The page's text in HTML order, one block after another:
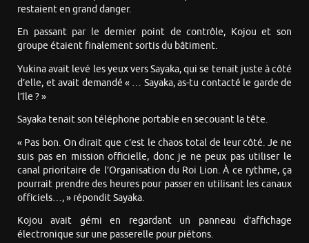
restaient en grand danger.
En passant par le dernier point de contrôle, Kojou et son
groupe étaient finalement sortis du bâtiment.
Yukina avait levé les yeux vers Sayaka, qui se tenait juste à côté
d’elle, et avait demandé « … Sayaka, as-tu contacté le garde de
l’île ? »
Sayaka tenait son téléphone portable en secouant la tête.
« Pas bon. On dirait que c’est le chaos total de leur côté. Je ne
suis pas en mission officielle, donc je ne peux pas utiliser le
canal prioritaire de l’Organisation du Roi Lion. À ce rythme, ça
pourrait prendre des heures pour passer en utilisant les canaux
officiels…, » répondit Sayaka.
Kojou avait gémi en regardant un panneau d’affichage
électronique sur une passerelle pour piétons.